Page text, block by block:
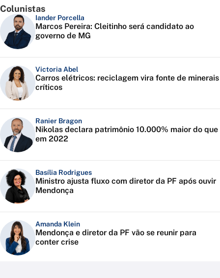
Colunistas
Iander Porcella
Marcos Pereira: Cleitinho será candidato ao
governo de MG
Victoria Abel
Carros elétricos: reciclagem vira fonte de minerais
críticos
Ranier Bragon
Nikolas declara patrimônio 10.000% maior do que
em 2022
Basília Rodrigues
Ministro ajusta fluxo com diretor da PF após ouvir
Mendonça
Amanda Klein
Mendonça e diretor da PF vão se reunir para
conter crise